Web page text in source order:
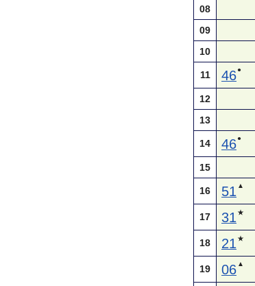
08
09
10
11 46●
12
13
14 46●
15
16 51 ▲
17 31 ★
18 21 ★
19 06 ▲